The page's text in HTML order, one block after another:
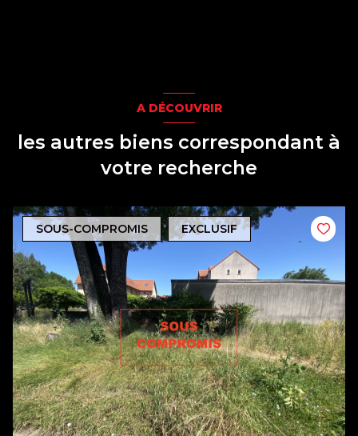
A DÉCOUVRIR
les autres biens correspondant à
votre recherche
SOUS-COMPROMIS EXCLUSIF